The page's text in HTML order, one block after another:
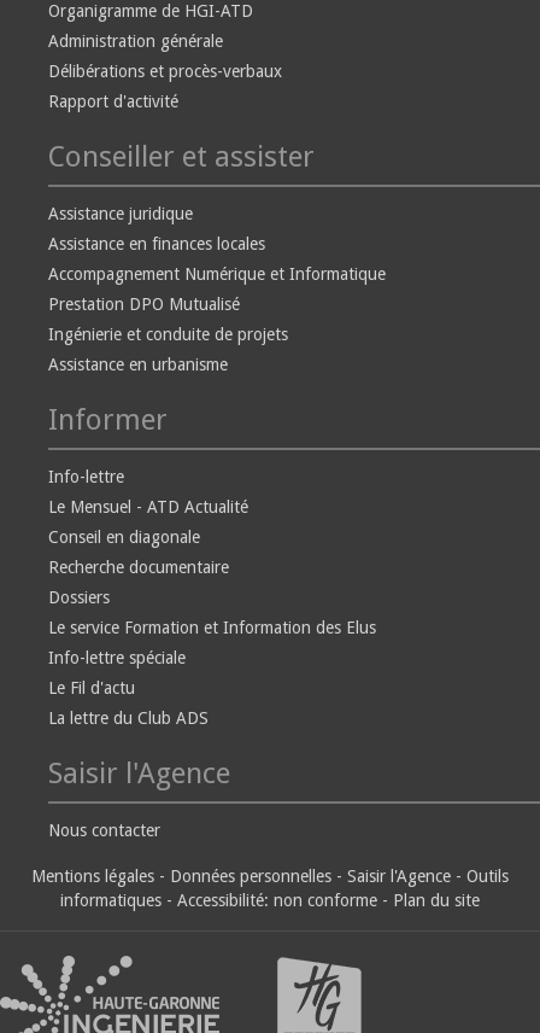
Organigramme de HGI-ATD
Administration générale
Délibérations et procès-verbaux
Rapport d'activité
Conseiller et assister
Assistance juridique
Assistance en finances locales
Accompagnement Numérique et Informatique
Prestation DPO Mutualisé
Ingénierie et conduite de projets
Assistance en urbanisme
Informer
Info-lettre
Le Mensuel - ATD Actualité
Conseil en diagonale
Recherche documentaire
Dossiers
Le service Formation et Information des Elus
Info-lettre spéciale
Le Fil d'actu
La lettre du Club ADS
Saisir l'Agence
Nous contacter
Mentions légales - Données personnelles - Saisir l'Agence - Outils
informatiques - Accessibilité: non conforme - Plan du site